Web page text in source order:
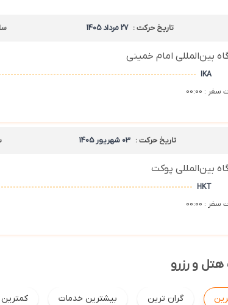
تاریخ حرکت : 27 مرداد 1405
بین‌المللی امام خمینی
IKA
: 00:00
تاریخ حرکت : 03 شهریور 1405
بین‌المللی پوکت
HKT
: 00:00
هتل و رزرو
گران ترین بیشترین خدمات کمترین